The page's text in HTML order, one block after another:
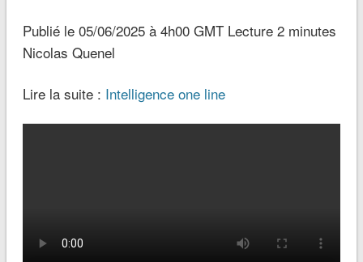
Publié le 05/06/2025 à 4h00 GMT Lecture 2 minutes
Nicolas Quenel
Lire la suite : Intelligence one line